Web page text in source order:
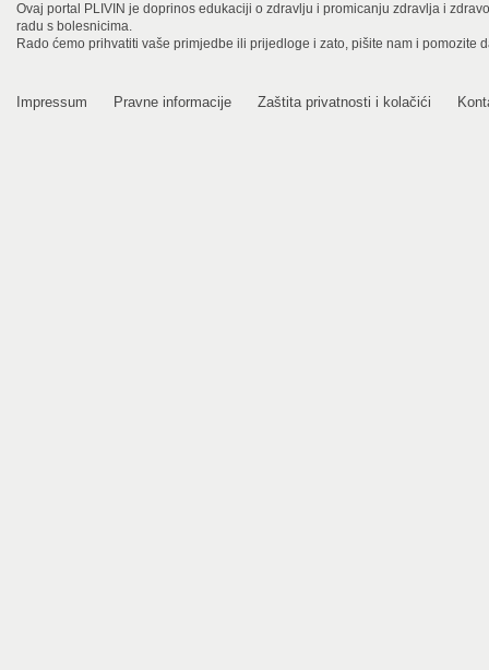
Ovaj portal PLIVIN je doprinos edukaciji o zdravlju i promicanju zdravlja i
radu s bolesnicima.
Rado ćemo prihvatiti vaše primjedbe ili prijedloge i zato, pišite nam i pomozite
Impressum Pravne informacije Zaštita privatnosti i kolačići